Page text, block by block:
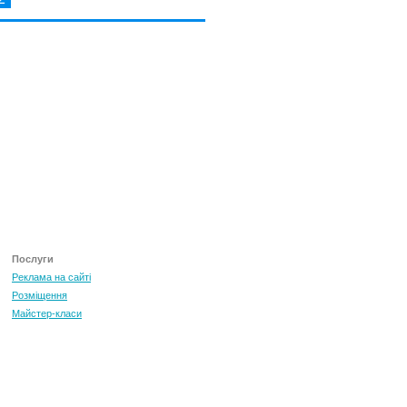
Послуги
Реклама на сайті
Розміщення
Майстер-класи